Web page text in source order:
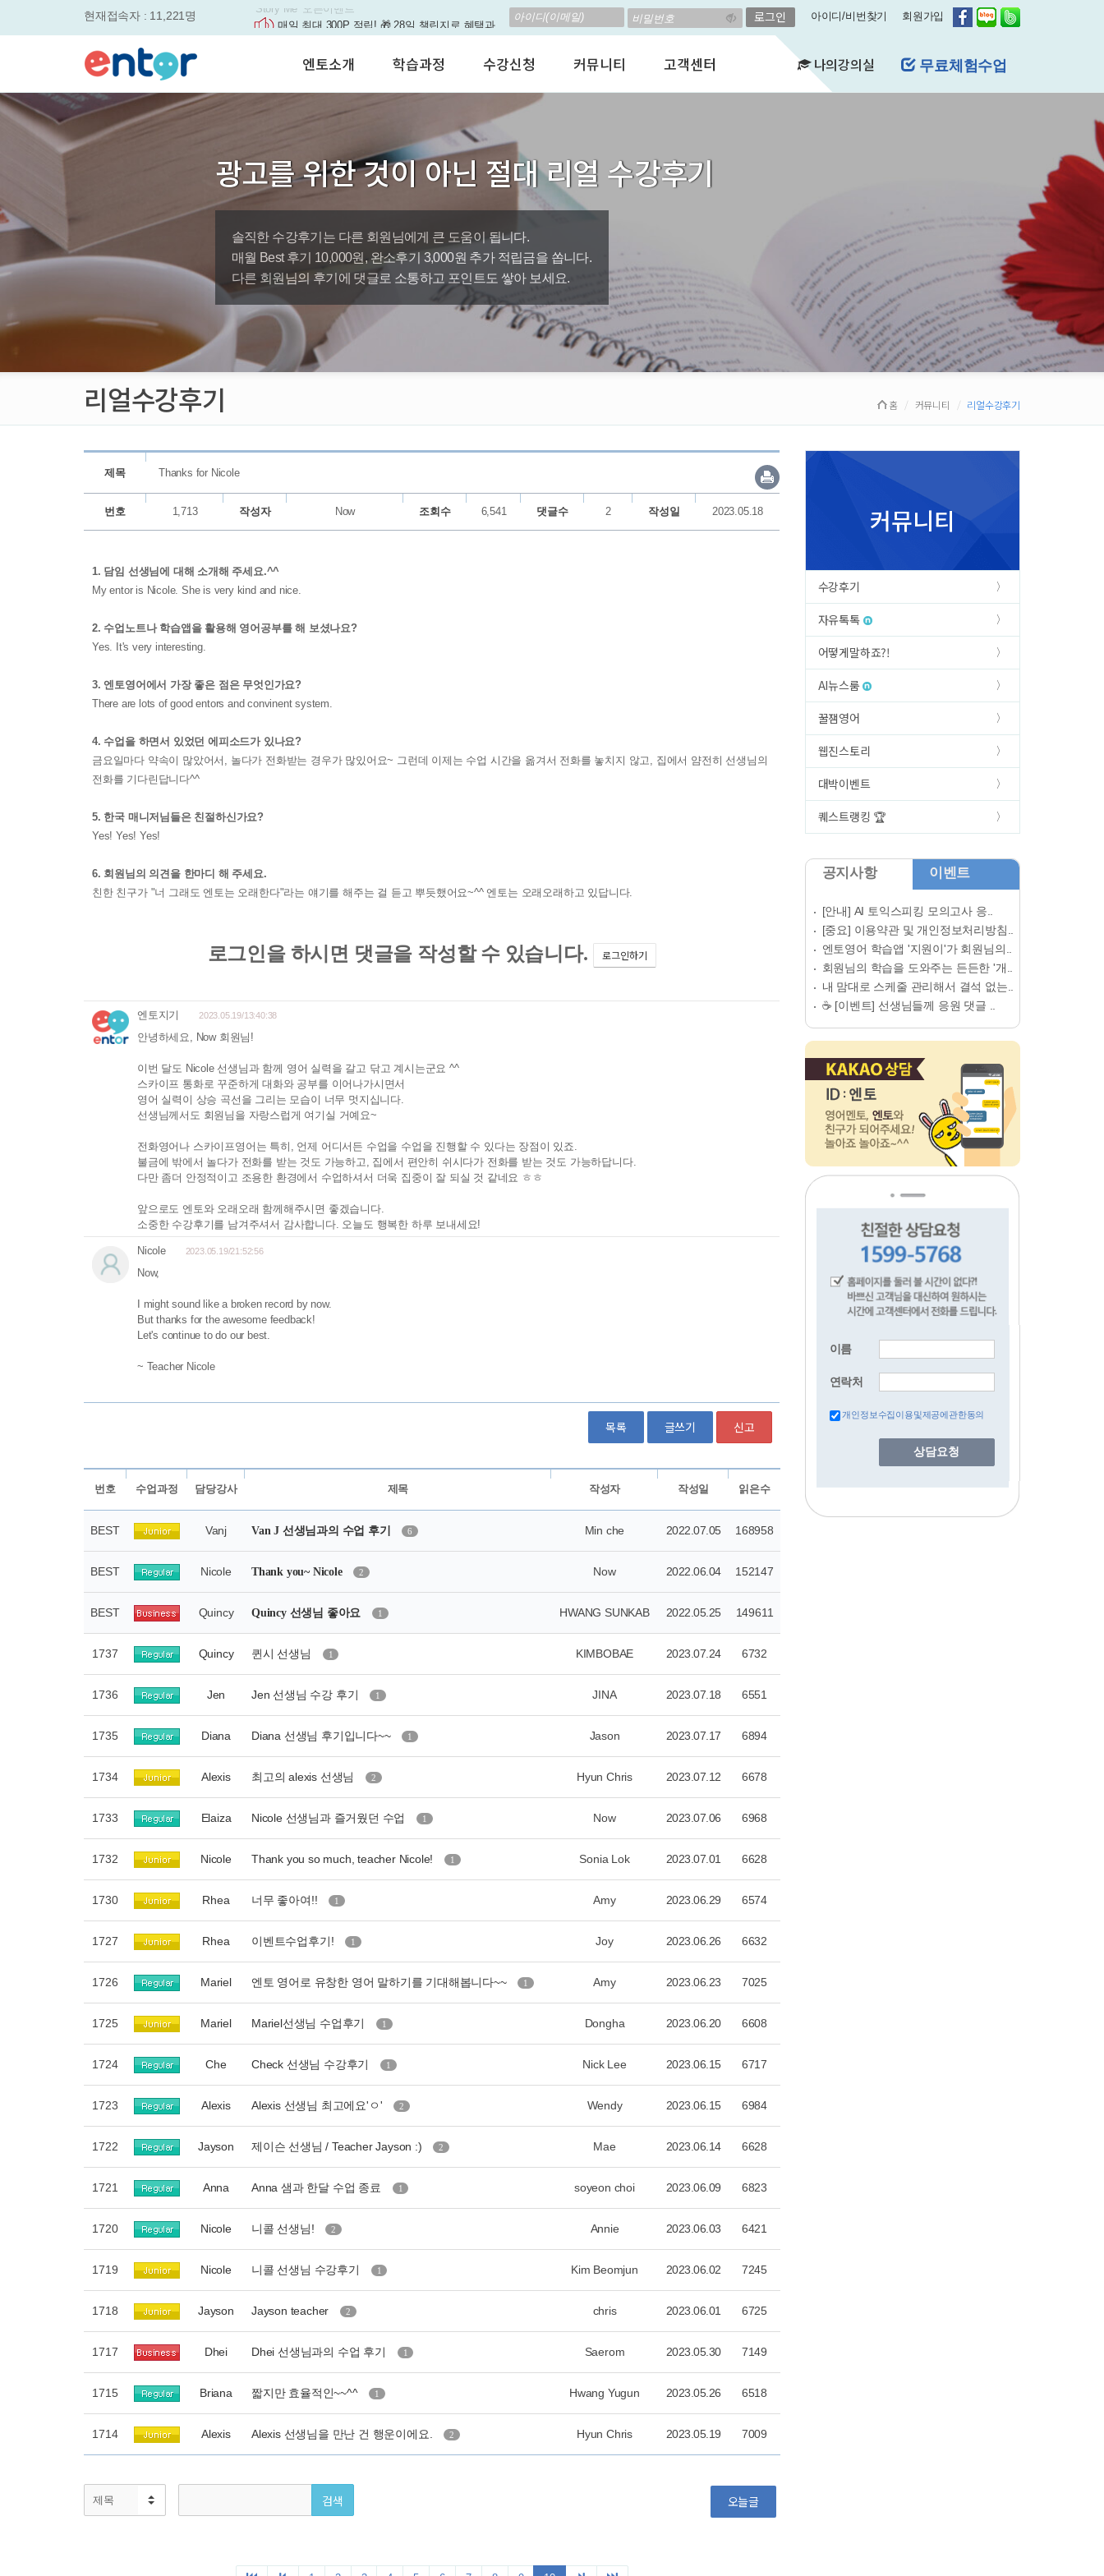
현재접속자 : 11,221명
매일 최대 300P 적립! 🎁 28일 챌린지로 혜택과
실력을 동시에 잡으세요
영자신문이 개인 맞춤형 뉴스로 놀랍게 개편 되
엔토영어 학습앱 '지원이'가 회원님의 개인비서
로 다시 태어났습니다.
🎉 세상에 단 하나뿐인 나의 첫 영문 저서 무료,
'Story Me' 오픈이벤트
아이디/비번찾기 회원가입
학습도우미 G1
서비스안내
회사소개
성인영어회화
비즈니스영어
인터뷰영어
수업교재안내
수강료안내
자율수강신청
AI 수강신청
그룹수업신청
AI뉴스룸
멤버쉽 안내
영어첨삭
쿠폰관리
결제내역
엔토소개 학습과정 수강신청 커뮤니티 고객센터 나의강의실 무료체험수업
광고를 위한 것이 아닌 절대 리얼 수강후기
솔직한 수강후기는 다른 회원님에게 큰 도움이 됩니다.
매월 Best 후기 10,000원, 완소후기 3,000원 추가 적립금을 쏩니다.
다른 회원님의 후기에 댓글로 소통하고 포인트도 쌓아 보세요.
리얼수강후기 홈 커뮤니티 리얼수강후기
제목 Thanks for Nicole
번호 1,713 작성자 Now 조회수 6,541 댓글수 2 작성일 2023.05.18
1. 담임 선생님에 대해 소개해 주세요.^^
My entor is Nicole. She is very kind and nice.
2. 수업노트나 학습앱을 활용해 영어공부를 해 보셨나요?
Yes. It's very interesting.
3. 엔토영어에서 가장 좋은 점은 무엇인가요?
There are lots of good entors and convinent system.
4. 수업을 하면서 있었던 에피소드가 있나요?
금요일마다 약속이 많았어서, 놀다가 전화받는 경우가 많있어요~ 그런데 이제는 수업 시간을 옮겨서 전화를 놓치지 않고, 집에서 얌전히 선생님의
전화를 기다린답니다^^
5. 한국 매니저님들은 친절하신가요?
Yes! Yes! Yes!
6. 회원님의 의견을 한마디 해 주세요.
친한 친구가 "너 그래도 엔토는 오래한다"라는 얘기를 해주는 걸 듣고 뿌듯했어요~^^ 엔토는 오래오래하고 있답니다.
목록 글쓰기 신고
커뮤니티
수강후기
자유톡톡
어떻게말하죠?!
AI뉴스룸
꿀잼영어
웹진스토리
대박이벤트
퀘스트랭킹 🏆
공지사항 이벤트
[안내] AI 토익스피킹 모의고사 응..
[중요] 이용약관 및 개인정보처리방침..
엔토영어 학습앱 '지원이'가 회원님의..
회원님의 학습을 도와주는 든든한 '개..
내 맘대로 스케줄 관리해서 결석 없는..
☕ [이벤트] 선생님들께 응원 댓글 ..
이름
연락처
개인정보수집이용및제공에관한동의
상담요청